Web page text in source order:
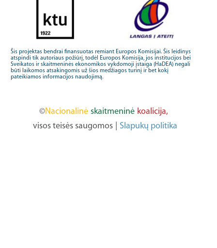
Šis projektas bendrai finansuotas remiant Europos Komisijai. Šis leidinys
atspindi tik autoriaus požiūrį, todėl Europos Komisija, jos institucijos bei
Sveikatos ir skaitmeninės ekonomikos vykdomoji įstaiga (HaDEA) negali
būti laikomos atsakingomis už šios medžiagos turinį ir bet kokį
pateikiamos informacijos naudojimą.
©Nacionalinė skaitmeninė koalicija,
visos teisės saugomos
Slapukų politika